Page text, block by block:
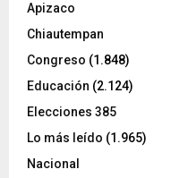
Apizaco
Chiautempan
Congreso (1.848)
Educación (2.124)
Elecciones 385
Lo más leído (1.965)
Nacional